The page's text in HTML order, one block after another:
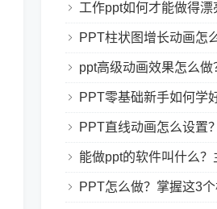
工作ppt如何才能做得漂亮？职场PPT美化与制
PPT柱状图增长动画怎么做？实用的ppt技巧分
ppt高级动画效果怎么做？新手也能学会的亮眼PPT
PPT零基础新手如何学好制作PPT？新手
PPT直线动画怎么设置？一个简单的
能做ppt的软件叫什么？主流PPT制作软件盘点
PPT怎么做？掌握这3个核心制作方法与技巧，新手也